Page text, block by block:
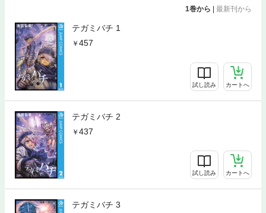
1巻から 最新刊から
テガミバチ 1
457
試し読み カートへ
テガミバチ 2
437
試し読み カートへ
テガミバチ 3